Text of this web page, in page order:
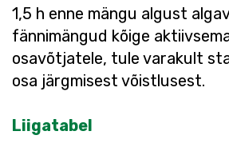
1,5 h enne mängu algust
fännimängud kõige
osavõtjatele, tule varakult
osa järgmisest võistlusest.
Liigatabel